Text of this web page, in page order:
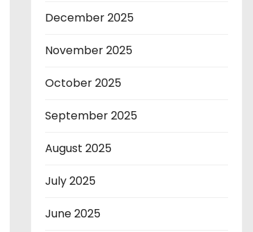
December 2025
November 2025
October 2025
September 2025
August 2025
July 2025
June 2025